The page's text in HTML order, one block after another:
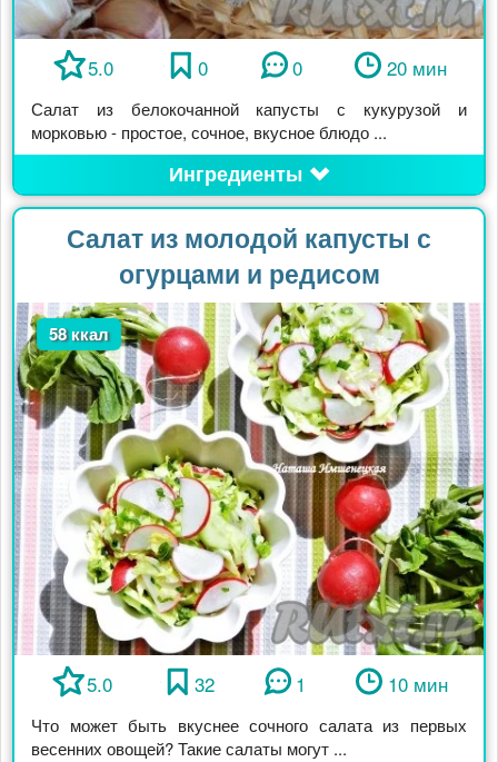
5.0 0 0 20 мин
Салат из белокочанной капусты с кукурузой и
морковью - простое, сочное, вкусное блюдо ...
Ингредиенты
Салат из молодой капусты с
огурцами и редисом
58 ккал
5.0 32 1 10 мин
Что может быть вкуснее сочного салата из первых
весенних овощей? Такие салаты могут ...